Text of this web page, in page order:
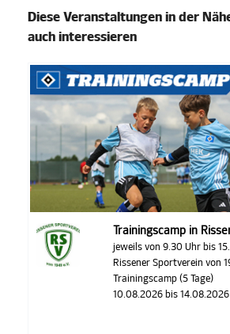
Diese Veranstaltungen in der
auch interessieren
Trainingscamp in
jeweils von 9.30 Uhr bis
Rissener Sportverein von
Trainingscamp (5 Tage)
10.08.2026 bis 14.08.2026